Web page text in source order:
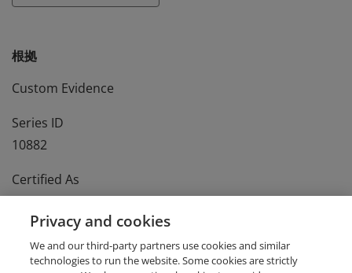
根拠
Custom Evidence
Series ID
10882
Certified As
Masaki Haga
Certification ID
98b3a6b5c61340969a9fef21dc0213b6
Privacy and cookies
We and our third-party partners use cookies and similar
technologies to run the website. Some cookies are strictly